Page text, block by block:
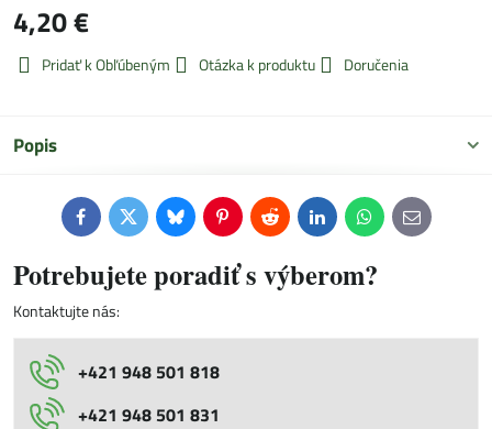
4,20 €
Pridať k Obľúbeným Otázka k produktu Doručenia
Popis
FacebookTwitterBlueskyPinterestReddit LinkedInWhatsApp
E-
mail
Potrebujete poradiť s výberom?
Kontaktujte nás:
+421 948 501 818
+421 948 501 831